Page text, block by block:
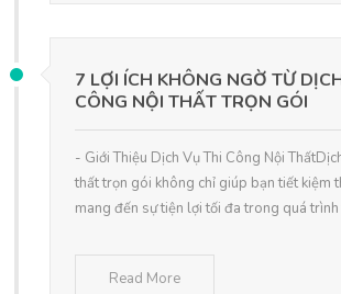
7 LỢI ÍCH KHÔNG NGỜ TỪ
CÔNG NỘI THẤT TRỌN GÓI
- Giới Thiệu Dịch Vụ Thi Công Nội
thất trọn gói không chỉ giúp bạn tiết kiệm
mang đến sự tiện lợi tối đa trong quá
Read More